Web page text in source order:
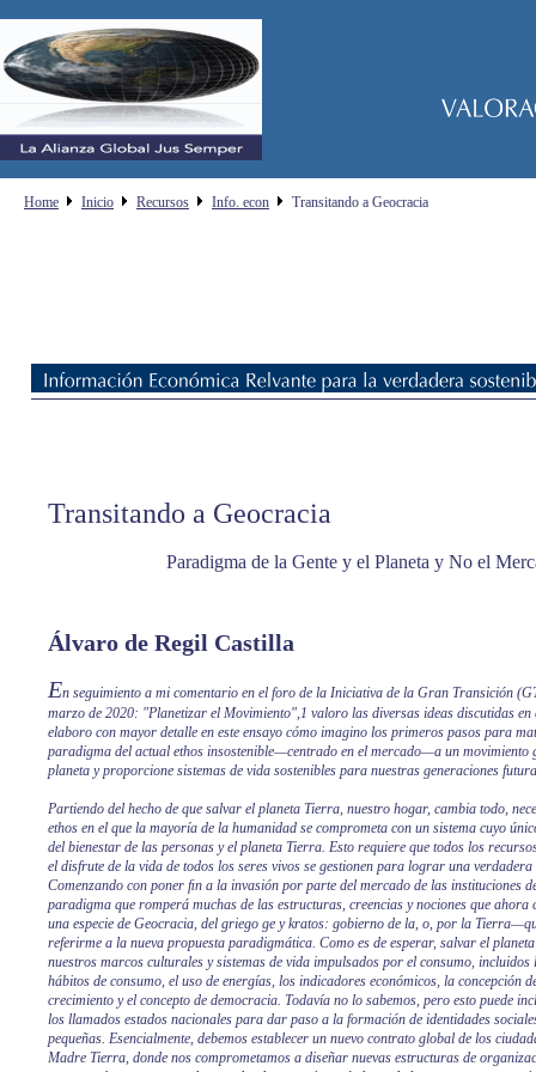
Transitando a Geocracia
Paradigma de la Gente y el Planeta y No el
Álvaro de Regil Castilla
En seguimiento a mi comentario en el foro de la Iniciativa de la Gran Transición
marzo de 2020: "Planetizar el Movimiento",1 valoro las diversas ideas discutidas
elaboro con mayor detalle en este ensayo cómo imagino los primeros pasos para
paradigma del actual ethos insostenible—centrado en el mercado—a un movimiento
planeta y proporcione sistemas de vida sostenibles para nuestras generaciones
Partiendo del hecho de que salvar el planeta Tierra, nuestro hogar, cambia todo,
ethos en el que la mayoría de la humanidad se comprometa con un sistema cuyo
del bienestar de las personas y el planeta Tierra. Esto requiere que todos los
el disfrute de la vida de todos los seres vivos se gestionen para lograr una
Comenzando con poner ﬁn a la invasión por parte del mercado de las instituciones
paradigma que romperá muchas de las estructuras, creencias y nociones que ahora
una especie de Geocracia, del griego ge y kratos: gobierno de la, o, por la
referirme a la nueva propuesta paradigmática. Como es de esperar, salvar el
nuestros marcos culturales y sistemas de vida impulsados por el consumo, incluidos
hábitos de consumo, el uso de energías, los indicadores económicos, la concepción
crecimiento y el concepto de democracia. Todavía no lo sabemos, pero esto puede
los llamados estados nacionales para dar paso a la formación de identidades
pequeñas. Esencialmente, debemos establecer un nuevo contrato global de los
Madre Tierra, donde nos comprometamos a diseñar nuevas estructuras de
Home Inicio Recursos Info. econ Transitando a Geocracia